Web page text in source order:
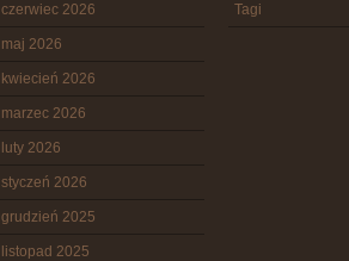
czerwiec 2026
maj 2026
kwiecień 2026
marzec 2026
luty 2026
styczeń 2026
grudzień 2025
listopad 2025
Tagi